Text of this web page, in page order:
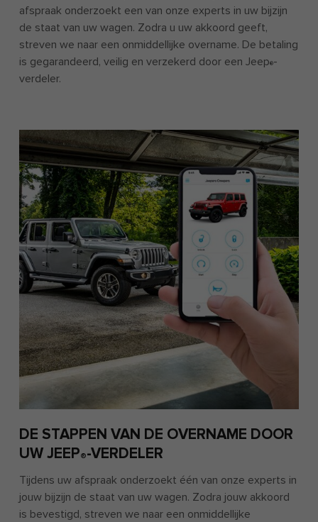
afspraak onderzoekt een van onze experts in uw bijzijn
de staat van uw wagen. Zodra u uw akkoord geeft,
streven we naar een onmiddellijke overname. De betaling
is gegarandeerd, veilig en verzekerd door een Jeep®-
verdeler.
DE STAPPEN VAN DE OVERNAME DOOR
UW JEEP®-VERDELER
Tijdens uw afspraak onderzoekt één van onze experts in
jouw bijzijn de staat van uw wagen. Zodra jouw akkoord
is bevestigd, streven we naar een onmiddellijke